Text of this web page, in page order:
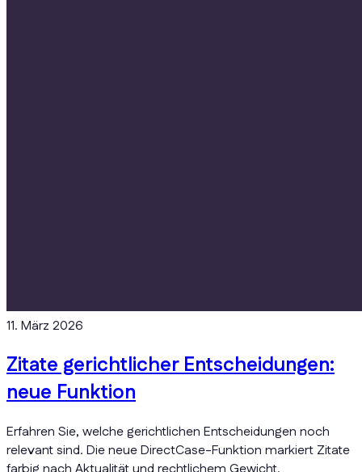
11. März 2026
Zitate gerichtlicher Entscheidungen:
neue Funktion
Erfahren Sie, welche gerichtlichen Entscheidungen noch
relevant sind. Die neue DirectCase-Funktion markiert Zitate